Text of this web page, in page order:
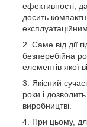
ефективності,
досить
Саме від дії
безперебійна
елементів якої
Якісний
роки і
виробництві.
При цьому,